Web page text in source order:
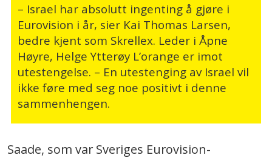
– Israel har absolutt ingenting å gjøre i
Eurovision i år, sier Kai Thomas Larsen,
bedre kjent som Skrellex. Leder i Åpne
Høyre, Helge Ytterøy L’orange er imot
utestengelse. – En utestenging av Israel vil
ikke føre med seg noe positivt i denne
sammenhengen.
Saade, som var Sveriges Eurovision-